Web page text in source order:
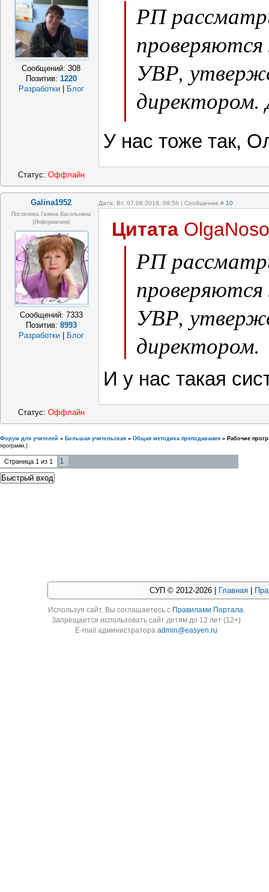
Сообщений:308
Позитив: 1220
Разработки
Блог
РП
УВР,
директором.
У нас тоже так,
Статус: Оффлайн
Galina1952 Дата: Вт, 07.08.2018, 08:56 | Сообщение # 10
Поспелова Галина Васильевна
(информатика)
Сообщений: 7333
Позитив: 8993
Разработки
Блог
Цитата
РП
УВР,
директором.
И у нас такая
Статус: Оффлайн
Форум для учителей » Большая учительская » Общая методика преподавания » Рабочие
программ.)
Страница 1 из 1 1
СУП © 2012-2026 | Главная
Используя cайт, Вы соглашаетесь с Правилами Портала.
Запрещается использовать сайт детям до 12 лет (12+)
E-mail администратораadmin@easyen.ru